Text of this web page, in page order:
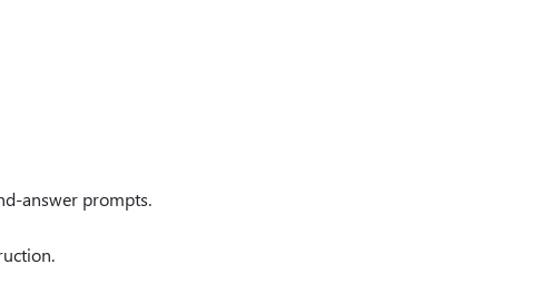
answer prompts.